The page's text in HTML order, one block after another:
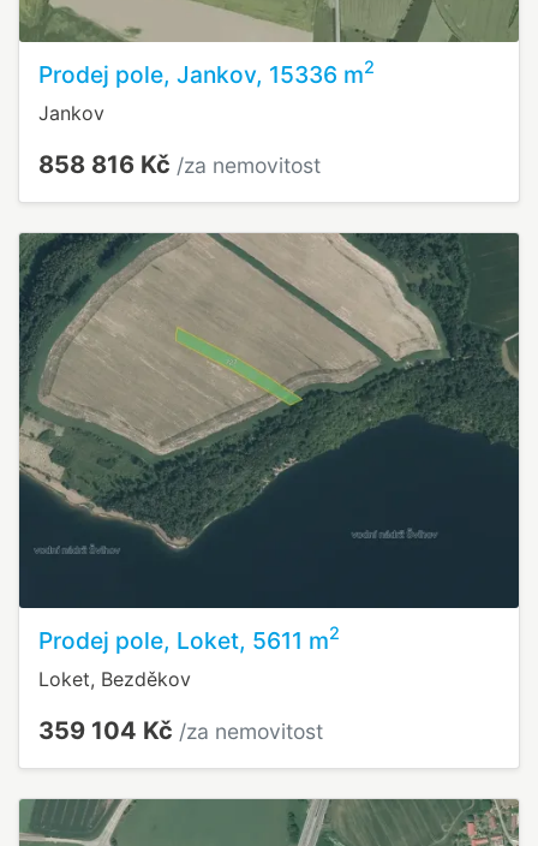
Prodej pole, Jankov, 15336 m2
Jankov
858 816 Kč /za nemovitost
Prodej pole, Loket, 5611 m2
Loket, Bezděkov
359 104 Kč /za nemovitost